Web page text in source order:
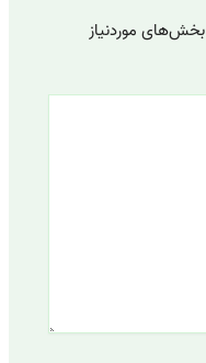
بخش‌های موردنیاز